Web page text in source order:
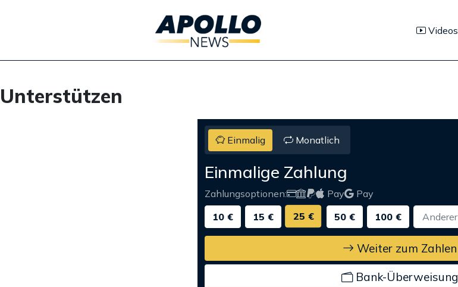
Videos
Unterstützen
Einmalig Monatlich
Einmalige Zahlung
Zahlungsoptionen: Pay
Pay
10 €
15 € 25 € 50 € 100 €
Weiter zum Zahlen
Bank-Überweisung